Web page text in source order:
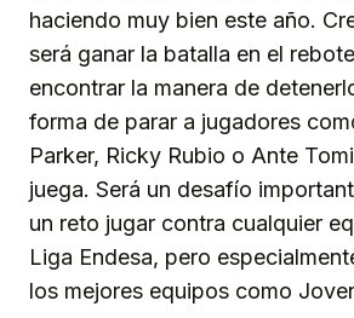
haciendo muy bien este año.
será ganar la batalla en el
encontrar la manera de
forma de parar a jugadores
Parker, Ricky Rubio o Ante
juega. Será un desafío
un reto jugar contra cualquier
Liga Endesa, pero
los mejores equipos como